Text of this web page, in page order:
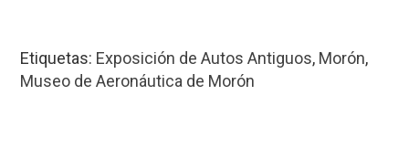
Etiquetas: Exposición de Autos Antiguos, Morón,
Museo de Aeronáutica de Morón